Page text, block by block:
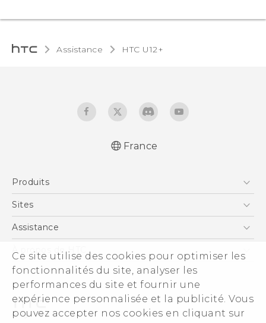
Ce site utilise des cookies pour optimiser les
fonctionnalités du site, analyser les
performances du site et fournir une
expérience personnalisée et la publicité. Vous
pouvez accepter nos cookies en cliquant sur
Assistance HTC U12+‎
France
Produits
Smartphones
Vive
Accessoires
Sites
HTC Vive
HTC Pro
Assistance
eCommerce Support
À propos de HTC
ESG
Informations sur la société
Sécurité du produit